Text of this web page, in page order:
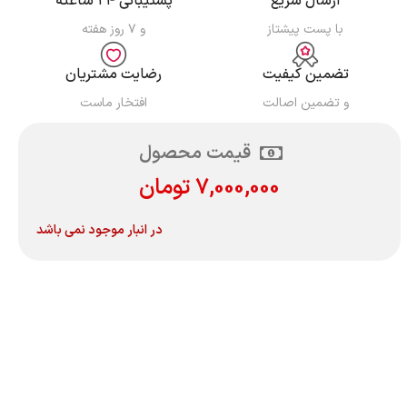
با پست پیشتاز و ۷ روز هفته
تضمین کیفیت
و تضمین اصالت
رضایت مشتریان
افتخار ماست
قیمت محصول
7,000,000تومان
در انبار موجود نمی باشد